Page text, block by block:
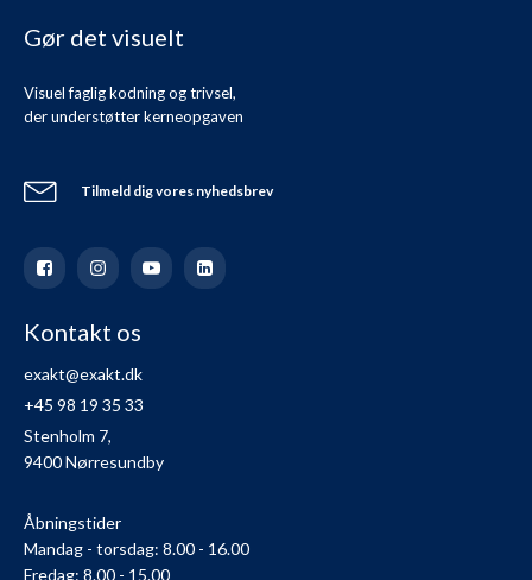
Gør det visuelt
Visuel faglig kodning og trivsel,
der understøtter kerneopgaven
Tilmeld dig vores nyhedsbrev
Kontakt os
exakt@exakt.dk
+45 98 19 35 33
Stenholm 7,
9400 Nørresundby
Åbningstider
Mandag - torsdag: 8.00 - 16.00
Fredag: 8.00 - 15.00